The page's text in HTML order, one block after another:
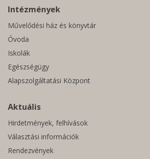
Intézmények
Művelődési ház és könyvtár
Óvoda
Iskolák
Egészségügy
Alapszolgáltatási Központ
Aktuális
Hirdetmények, felhívások
Választási információk
Rendezvények